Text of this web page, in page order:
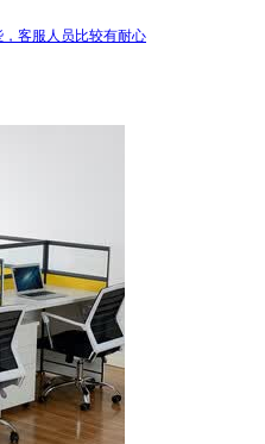
客服人员比较有耐心